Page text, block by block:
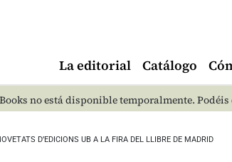
La editorial Catálogo
no está disponible temporalmente.
D’EDICIONS UB A LA FIRA DEL LLIBRE DE MADRID